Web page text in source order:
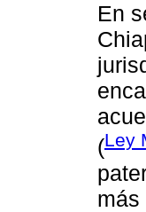
En
(Ley
más